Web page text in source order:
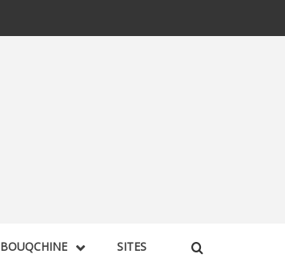
BOUQCHINE SITES